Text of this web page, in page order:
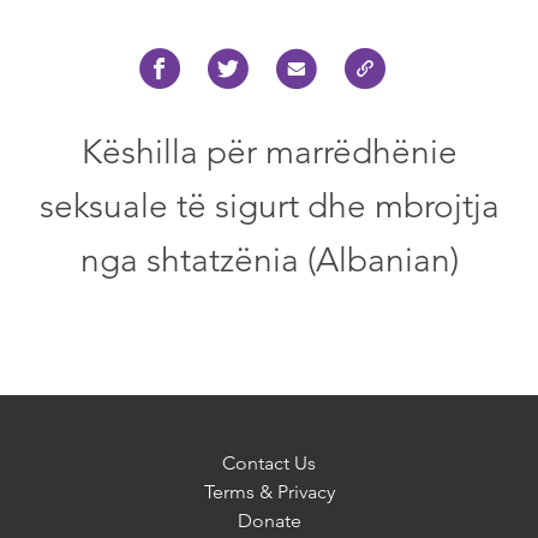
Këshilla për marrëdhënie
seksuale të sigurt dhe mbrojtja
nga shtatzënia (Albanian)
Contact Us
Terms & Privacy
Donate